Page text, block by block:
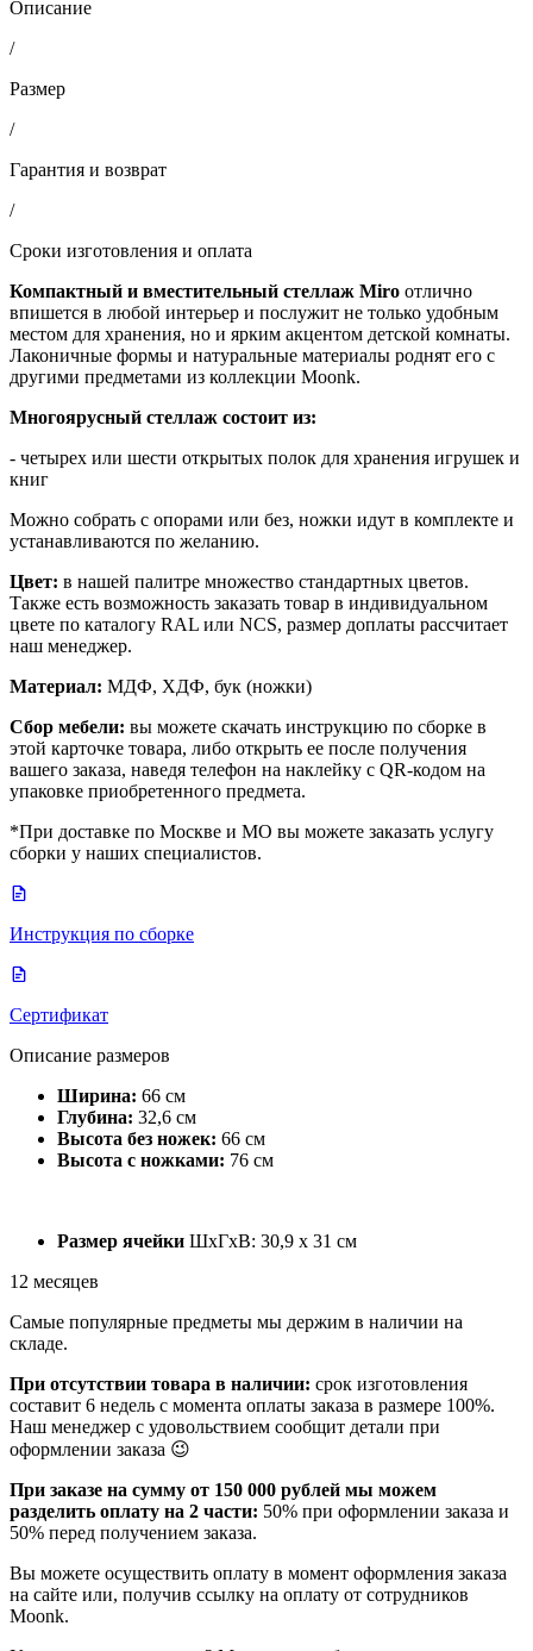
Описание
/
Размер
/
Гарантия и возврат
/
Сроки изготовления и оплата
Компактный и вместительный стеллаж Miro отлично
впишется в любой интерьер и послужит не только удобным
местом для хранения, но и ярким акцентом детской комнаты.
Лаконичные формы и натуральные материалы роднят его с
другими предметами из коллекции Moonk.
Многоярусный стеллаж состоит из:
- четырех или шести открытых полок для хранения игрушек и
книг
Можно собрать с опорами или без, ножки идут в комплекте и
устанавливаются по желанию.
Цвет: в нашей палитре множество стандартных цветов.
Также есть возможность заказать товар в индивидуальном
цвете по каталогу RAL или NCS, размер доплаты рассчитает
наш менеджер.
Материал: МДФ, ХДФ, бук (ножки)
Сбор мебели: вы можете скачать инструкцию по сборке в
этой карточке товара, либо открыть ее после получения
вашего заказа, наведя телефон на наклейку с QR-кодом на
упаковке приобретенного предмета.
*При доставке по Москве и МО вы можете заказать услугу
сборки у наших специалистов.
Инструкция по сборке
Сертификат
Описание размеров
Ширина: 66 см
Глубина: 32,6 см
Высота без ножек: 66 см
Высота с ножками: 76 см
Размер ячейки ШхГхВ: 30,9 х 31 см
12 месяцев
Самые популярные предметы мы держим в наличии на
складе.
При отсутствии товара в наличии: срок изготовления
составит 6 недель с момента оплаты заказа в размере 100%.
Наш менеджер с удовольствием сообщит детали при
оформлении заказа 😉
При заказе на сумму от 150 000 рублей мы можем
разделить оплату на 2 части: 50% при оформлении заказа и
50% перед получением заказа.
Вы можете осуществить оплату в момент оформления заказа
на сайте или, получив ссылку на оплату от сотрудников
Moonk.